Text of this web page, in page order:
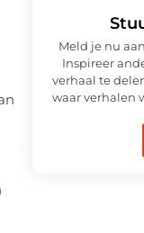
Meld je nu
Inspireer
verhaal te
waar verhalen